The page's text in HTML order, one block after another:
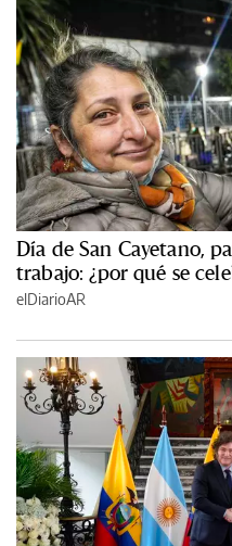
Día de San Cayetano,
trabajo: ¿por qué se
elDiarioAR